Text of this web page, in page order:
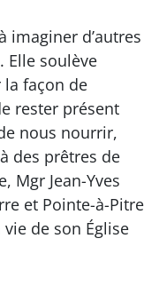
imaginer d’autres
Elle soulève
la façon de
rester présent
nous nourrir,
des prêtres de
Mgr Jean-Yves
et Pointe-à-Pitre
de son Église